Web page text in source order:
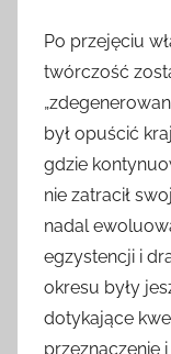
Po przejęciu
twórczość
był opuścić
gdzie
nie zatracił
nadal
egzystencji i
okresu były
dotykające
przeznaczenie